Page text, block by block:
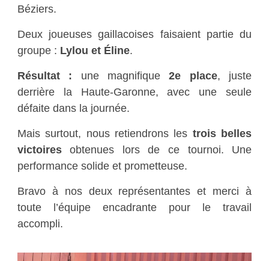
Béziers.
Deux joueuses gaillacoises faisaient partie du
groupe : Lylou et Éline.
Résultat : une magnifique2e place, juste
derrière la Haute-Garonne, avec une seule
défaite dans la journée.
Mais surtout, nous retiendrons les trois belles
victoiresobtenues lors de ce tournoi. Une
performance solide et prometteuse.
Bravo à nos deux représentantes et merci à
toute l’équipe encadrante pour le travail
accompli.